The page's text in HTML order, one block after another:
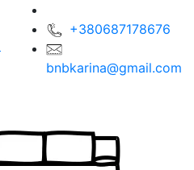
+380687178676
bnbkarina@gmail.com